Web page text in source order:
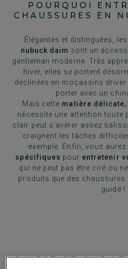
POURQUOI
CHAUSSURES EN
Élégantes et distinguées, les
nubuck daim sont un
gentleman moderne. Très
hiver, elles se portent
déclinées en mocassins
porter avec un
Mais cette matière
nécessite une attention toute
clair peut s’avérer assez
craignent les tâches
exemple. Enfin, vous aurez
spécifiques pour entretenir
qui ne peut pas être ciré ou
produits que des chaussures
guide !
QU'EST-CE QUE